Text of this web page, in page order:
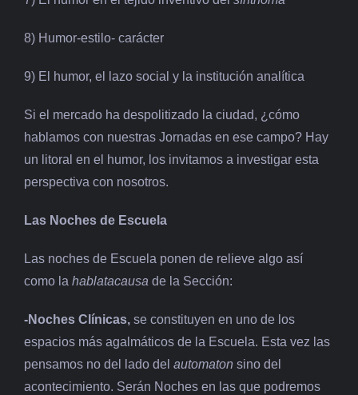
8) Humor-estilo- carácter
9) El humor, el lazo social y la institución analítica
Si el mercado ha despolitizado la ciudad, ¿cómo
hablamos con nuestras Jornadas en ese campo? Hay
un litoral en el humor, los invitamos a investigar esta
perspectiva con nosotros.
Las Noches de Escuela
Las noches de Escuela ponen de relieve algo así
como la hablatacausa de la Sección:
-Noches Clínicas, se constituyen en uno de los
espacios más agalmáticos de la Escuela. Esta vez las
pensamos no del lado del automaton sino del
acontecimiento. Serán Noches en las que podremos